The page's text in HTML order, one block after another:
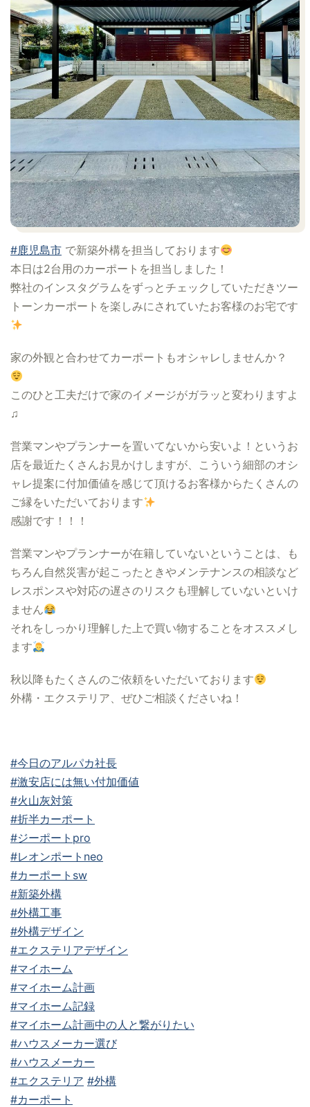
#鹿児島市 で新築外構を担当しております
本日は2台用のカーポートを担当しました！
弊社のインスタグラムをずっとチェックしていただきツー
トーンカーポートを楽しみにされていたお客様のお宅です
家の外観と合わせてカーポートもオシャレしませんか？
このひと工夫だけで家のイメージがガラッと変わりますよ
♫
営業マンやプランナーを置いてないから安いよ！というお
店を最近たくさんお見かけしますが、こういう細部のオシ
ャレ提案に付加価値を感じて頂けるお客様からたくさんの
ご縁をいただいております
感謝です！！！
営業マンやプランナーが在籍していないということは、も
ちろん自然災害が起こったときやメンテナンスの相談など
レスポンスや対応の遅さのリスクも理解していないといけ
ません
それをしっかり理解した上で買い物することをオススメし
ます
秋以降もたくさんのご依頼をいただいております
外構・エクステリア、ぜひご相談くださいね！
#今日のアルパカ社長
#激安店には無い付加価値
#火山灰対策
#折半カーポート
#ジーポートpro
#レオンポートneo
#カーポートsw
#新築外構
#外構工事
#外構デザイン
#エクステリアデザイン
#マイホーム
#マイホーム計画
#マイホーム記録
#マイホーム計画中の人と繋がりたい
#ハウスメーカー選び
#ハウスメーカー
#エクステリア #外構
#カーポート